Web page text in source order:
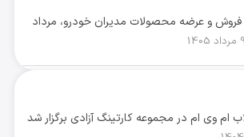
فروش و عرضه محصولات مدیران خودرو، مرداد
9 مرداد 1405
ام وی ام در مجموعه کارتینگ آزادی برگزار شد